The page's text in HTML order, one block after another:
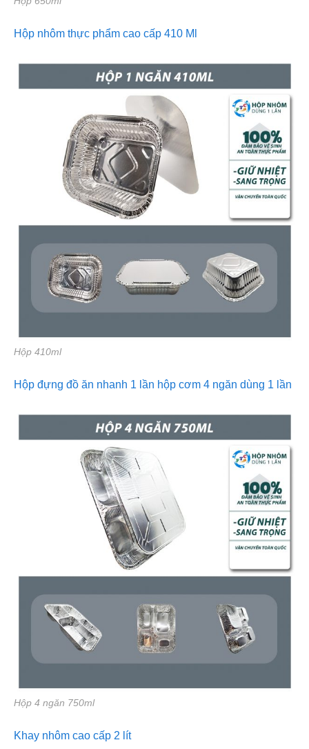
Hộp nhôm thực phẩm cao cấp 410 Ml
Hộp 410ml
Hộp đựng đồ ăn nhanh 1 lần hộp cơm 4 ngăn dùng 1 lần
Hộp 4 ngăn 750ml
Khay nhôm cao cấp 2 lít